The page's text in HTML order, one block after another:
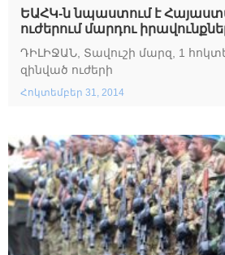
ԵԱՀԿ-ն նպաստում է
ուժերում մարդու
Հոկտեմբեր 31, 2014
ԴԻԼԻՋԱՆ, Տավուշի մարզ, 1
զինված ուժերի